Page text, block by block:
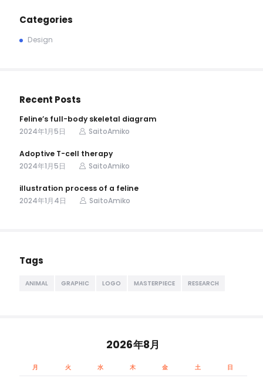
Categories
Design
Recent Posts
Feline’s full-body skeletal diagram
2024年1月5日
SaitoAmiko
Adoptive T-cell therapy
2024年1月5日
SaitoAmiko
illustration process of a feline
2024年1月4日
SaitoAmiko
Tags
ANIMAL GRAPHIC LOGO MASTERPIECE RESEARCH
2026年8月
月 火 水 木 金 土 日